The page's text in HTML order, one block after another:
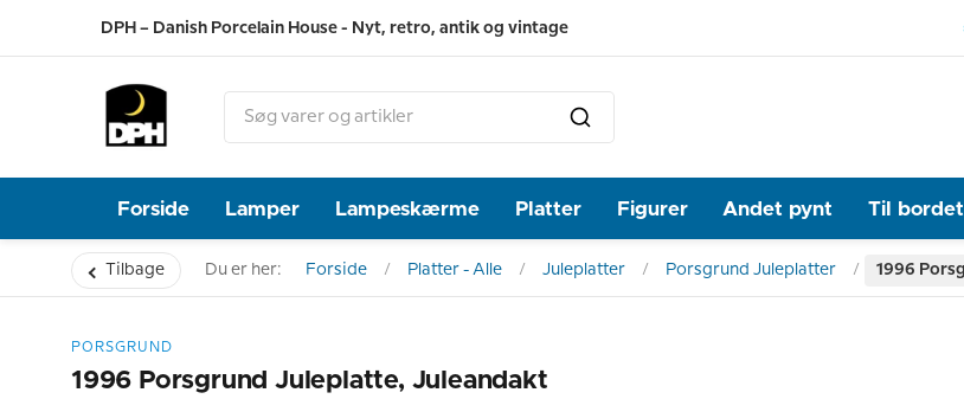
DPH – Danish Porcelain House - Nyt, retro, antik og vintage
Forside Lamper Lampeskærme Platter Figurer Andet pynt Til bordet
Tilbage Du er her: Forside Platter - Alle Juleplatter Porsgrund Juleplatter 1996
PORSGRUND
1996 Porsgrund Juleplatte, Juleandakt